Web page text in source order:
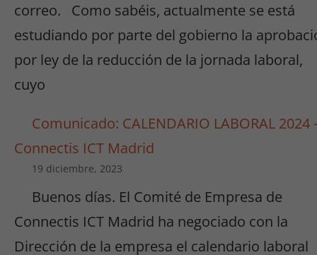
correo. Como sabéis, actualmente se está
estudiando por parte del gobierno la
por ley de la reducción de la jornada laboral,
cuyo
Comunicado: CALENDARIO LABORAL 2024
Connectis ICT Madrid
19 diciembre, 2023
Buenos días. El Comité de Empresa de
Connectis ICT Madrid ha negociado con la
Dirección de la empresa el calendario laboral